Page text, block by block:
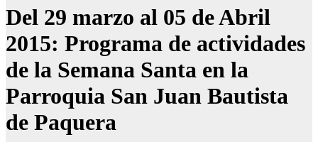
Del 29 marzo al 05 de Abril
2015: Programa de actividades
de la Semana Santa en la
Parroquia San Juan Bautista
de Paquera